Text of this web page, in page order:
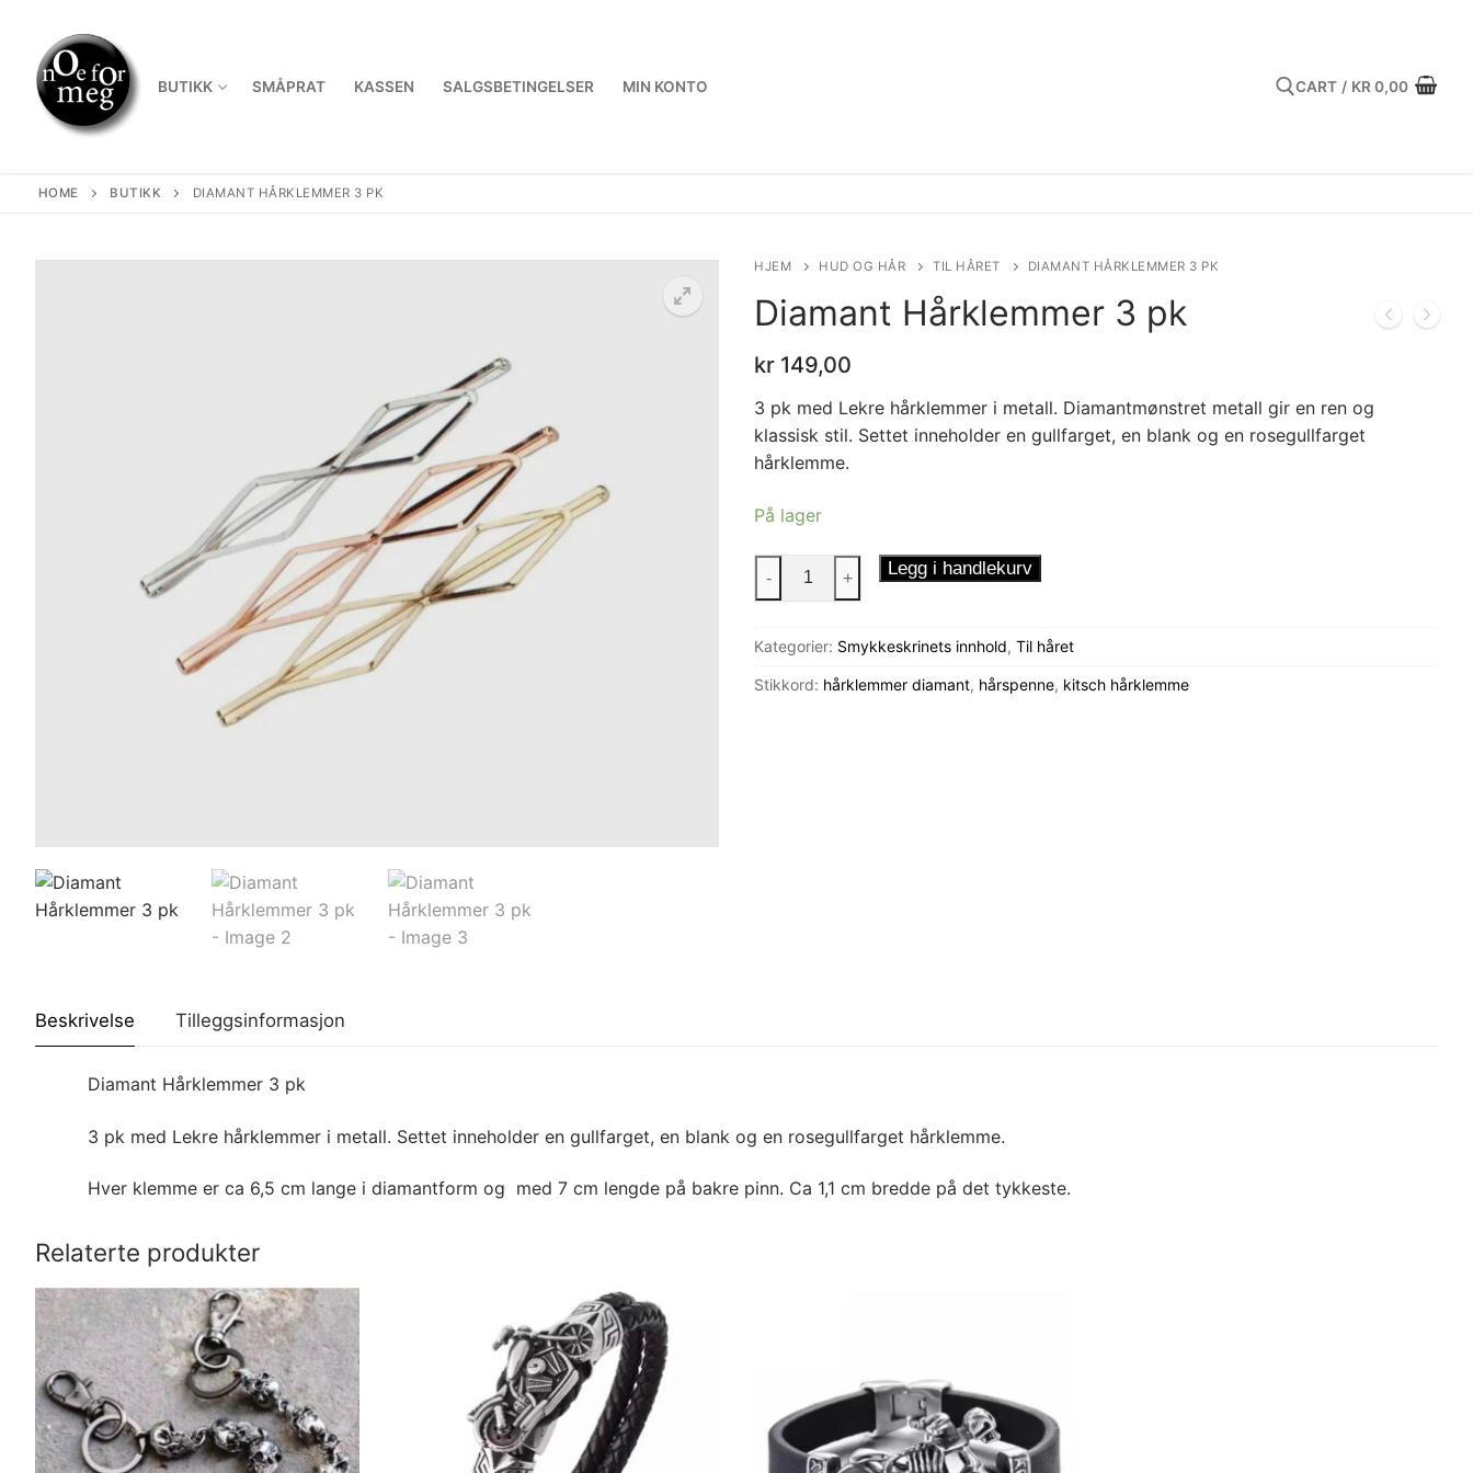
content
BUTIKK SMÅPRAT KASSEN SALGSBETINGELSER MIN KONTO CART / KR 0,00
HOME BUTIKK DIAMANT HÅRKLEMMER 3 PK
HJEM HUD OG HÅR TIL HÅRET DIAMANT HÅRKLEMMER 3 PK
Diamant Hårklemmer 3 pk
kr 149,00
3 pk med Lekre hårklemmer i metall. Diamantmønstret metall gir en ren og
klassisk stil. Settet inneholder en gullfarget, en blank og en rosegullfarget
hårklemme.
På lager
Diamant
Hårklemmer
pk
antall
- + Legg i handlekurv
Kategorier: Smykkeskrinets innhold, Til håret
Stikkord: hårklemmer diamant, hårspenne, kitsch hårklemme
Beskrivelse Tilleggsinformasjon
Diamant Hårklemmer 3 pk
3 pk med Lekre hårklemmer i metall. Settet inneholder en gullfarget, en blank og en rosegullfarget hårklemme.
Hver klemme er ca 6,5 cm lange i diamantform og med 7 cm lengde på bakre pinn. Ca 1,1 cm bredde på det tykkeste.
Relaterte produkter